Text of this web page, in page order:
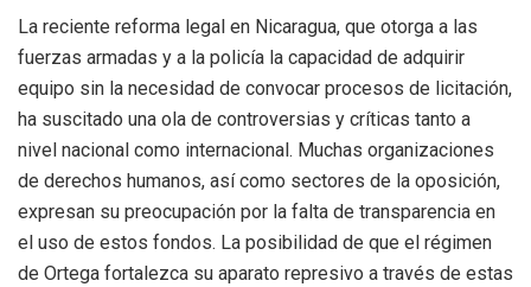
La reciente reforma legal en Nicaragua, que otorga a las
fuerzas armadas y a la policía la capacidad de adquirir
equipo sin la necesidad de convocar procesos de licitación,
ha suscitado una ola de controversias y críticas tanto a
nivel nacional como internacional. Muchas organizaciones
de derechos humanos, así como sectores de la oposición,
expresan su preocupación por la falta de transparencia en
el uso de estos fondos. La posibilidad de que el régimen
de Ortega fortalezca su aparato represivo a través de estas